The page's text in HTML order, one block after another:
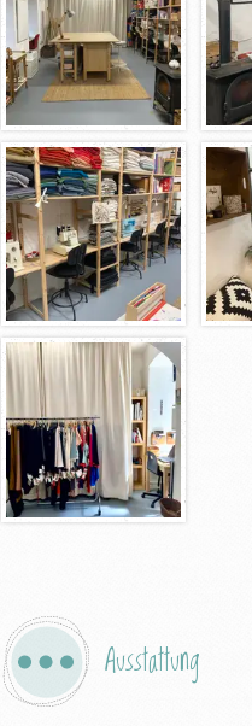
Ausstattung